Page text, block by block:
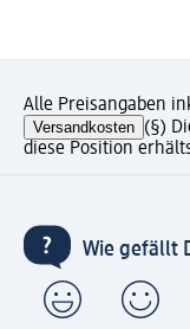
Alle Preisangaben
Versandkosten (§)
diese Position
Wie gefällt